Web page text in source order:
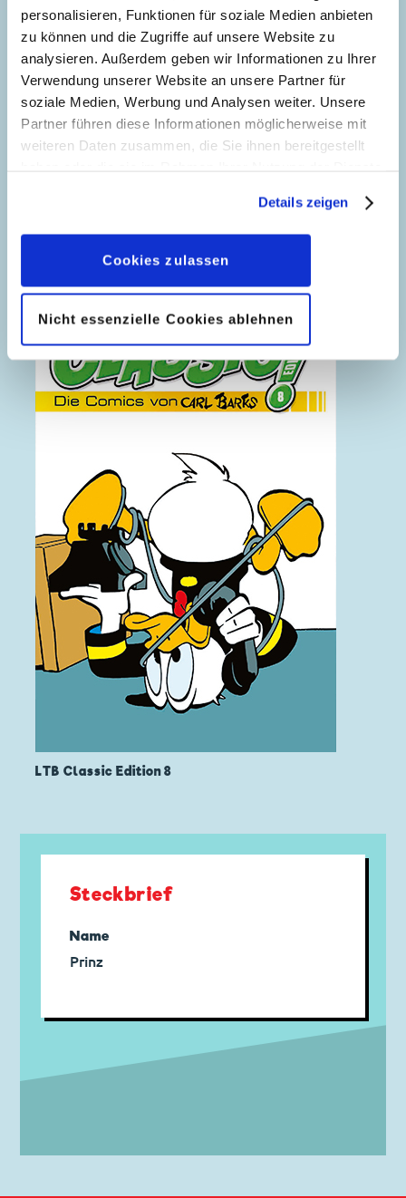
personalisieren, Funktionen für soziale Medien anbieten
zu können und die Zugriffe auf unsere Website zu
analysieren. Außerdem geben wir Informationen zu Ihrer
Verwendung unserer Website an unsere Partner für
soziale Medien, Werbung und Analysen weiter. Unsere
Partner führen diese Informationen möglicherweise mit
weiteren Daten zusammen, die Sie ihnen bereitgestellt
geben, können Sie diese jederzeit in der
Datenschutzerklärungwieder widerrufen.
Details zeigen
Cookies zulassen
Nicht essenzielle Cookies ablehnen
LTB Classic Edition 8
Steckbrief
Name
Prinz